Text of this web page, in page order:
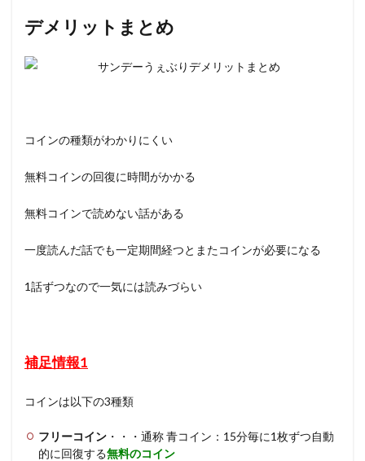
デメリットまとめ
コインの種類がわかりにくい
無料コインの回復に時間がかかる
無料コインで読めない話がある
一度読んだ話でも一定期間経つとまたコインが必要になる
1話ずつなので一気には読みづらい
補足情報1
コインは以下の3種類
フリーコイン ・・・通称 青コイン：15分毎に1枚ずつ自動
的に回復する無料のコイン